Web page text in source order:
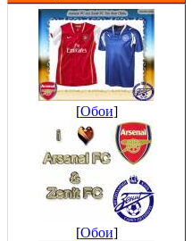
[Обои]
[Обои]